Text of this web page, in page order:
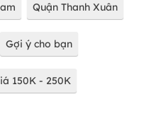
Quận Thanh Xuân
Gợi ý cho bạn
150K - 250K